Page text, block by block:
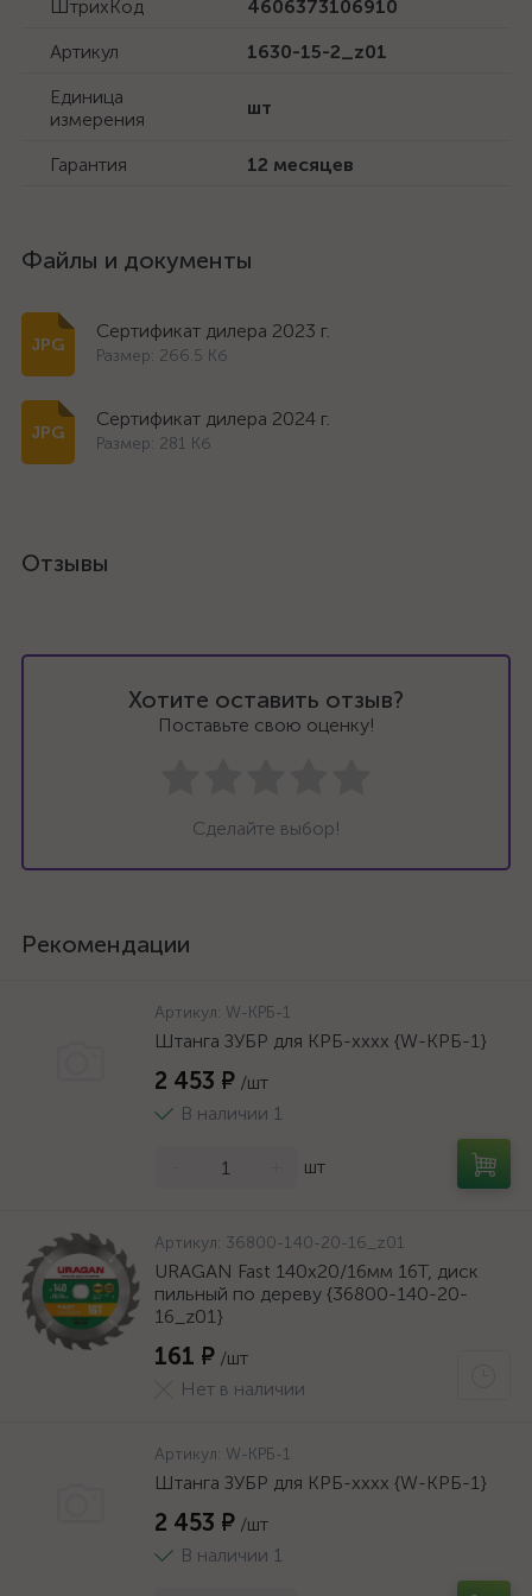
ШтрихКод
4606373106910
Артикул
1630-15-2_z01
Единица
измерения
шт
Гарантия 12 месяцев
Файлы и документы
Сертификат дилера 2023 г.
Размер: 266.5 Кб
Сертификат дилера 2024 г.
Размер: 281 Кб
Отзывы
Хотите оставить отзыв?
Поставьте свою оценку!
Сделайте выбор!
Рекомендации
Артикул: W-КРБ-1
Штанга ЗУБР для КРБ-хххх {W-КРБ-1}
2 453 ₽ /шт
В наличии 1
шт
Артикул: 36800-140-20-16_z01
URAGAN Fast 140x20/16мм 16Т, диск
пильный по дереву {36800-140-20-
16_z01}
161 ₽ /шт
Нет в наличии
Артикул: W-КРБ-1
Штанга ЗУБР для КРБ-хххх {W-КРБ-1}
2 453 ₽ /шт
В наличии 1